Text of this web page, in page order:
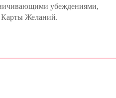
убеждениями,
Карты Желаний.